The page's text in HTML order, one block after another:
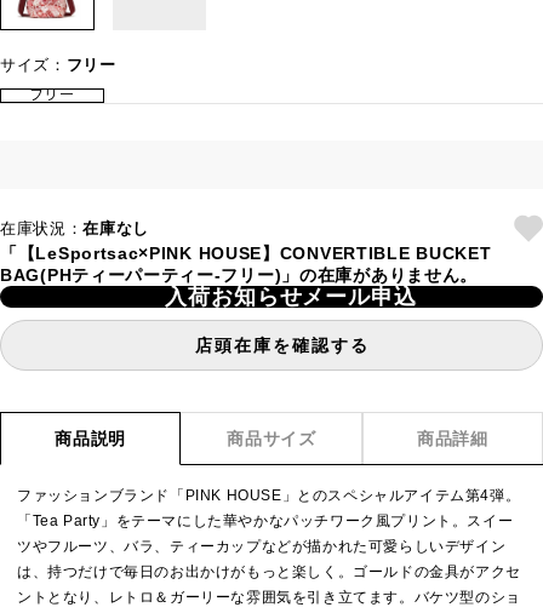
サイズ： フリー
フリー
在庫状況：在庫なし
「【LeSportsac×PINK HOUSE】CONVERTIBLE BUCKET
BAG(PHティーパーティー-フリー)」の在庫がありません。
入荷お知らせメール申込
店頭在庫を確認する
商品説明 商品サイズ 商品詳細
ファッションブランド「PINK HOUSE」とのスペシャルアイテム第4弾。
「Tea Party」をテーマにした華やかなパッチワーク風プリント。スイー
ツやフルーツ、バラ、ティーカップなどが描かれた可愛らしいデザイン
は、持つだけで毎日のお出かけがもっと楽しく。ゴールドの金具がアクセ
ントとなり、レトロ＆ガーリーな雰囲気を引き立てます。バケツ型のショ